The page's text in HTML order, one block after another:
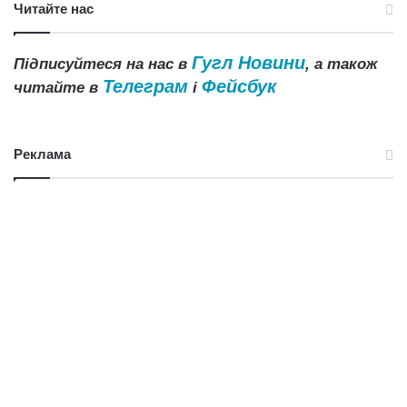
Читайте нас
Підписуйтеся на нас в Гугл Новини, а також
читайте в Телеграм і Фейсбук
Реклама